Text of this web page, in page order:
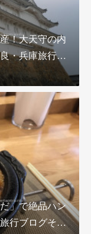
！大天守の内
・兵庫旅行…
」で絶品ハン
行ブログそ…